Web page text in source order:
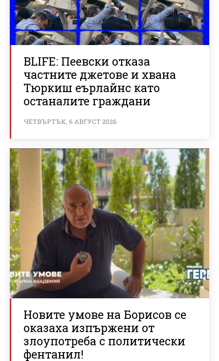
BLIFE: Пеевски отказа
частните джетове и хвана
Тюркиш еърлайнс като
останалите граждани
ЧЕТВЪРТЪК, 6 АВГУСТ 2026
Новите умове на Борисов се
оказаха изпържени от
злоупотреба с политически
фентанил!